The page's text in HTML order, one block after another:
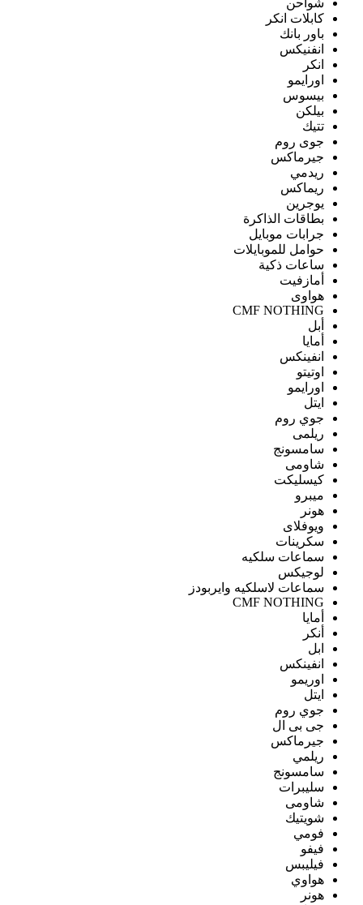
شواحن
كابلات انكر
باور بانك
انفنيكس
انكر
اورايمو
بيسوس
بيلكن
تتيك
جوى روم
جيرماكس
ريدمي
ريماكس
يوجرين
بطاقات الذاكرة
جرابات موبايل
حوامل للموبايلات
ساعات ذكية
أمازفيت
هواوى
CMF NOTHING
أبل
أمايا
انفينكس
اوتيتو
اورايمو
ايتل
جوي روم
ريلمى
سامسونج
شاومى
كيسليكت
ميبرو
هونر
ويوفلاى
سكرينات
سماعات سلكيه
لوجيكس
سماعات لاسلكيه وايربودز
CMF NOTHING
أمايا
أنكر
ابل
انفينكس
اوريمو
ايتل
جوي روم
جى بى ال
جيرماكس
ريلمي
سامسونج
سليبرات
شاومى
شويتيك
فومي
فيفو
فيليبس
هواوي
هونر